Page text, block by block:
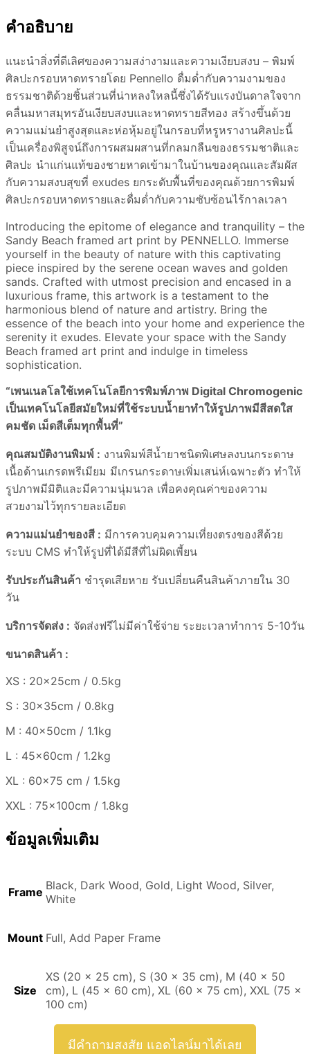
คำอธิบาย
แนะนำสิ่งที่ดีเลิศของความสง่างามและความเงียบสงบ – ​​พิมพ์
ศิลปะกรอบหาดทรายโดย Pennello ดื่มด่ำกับความงามของ
ธรรมชาติด้วยชิ้นส่วนที่น่าหลงใหลนี้ซึ่งได้รับแรงบันดาลใจจาก
คลื่นมหาสมุทรอันเงียบสงบและหาดทรายสีทอง สร้างขึ้นด้วย
ความแม่นยำสูงสุดและห่อหุ้มอยู่ในกรอบที่หรูหรางานศิลปะนี้
เป็นเครื่องพิสูจน์ถึงการผสมผสานที่กลมกลืนของธรรมชาติและ
ศิลปะ นำแก่นแท้ของชายหาดเข้ามาในบ้านของคุณและสัมผัส
กับความสงบสุขที่ exudes ยกระดับพื้นที่ของคุณด้วยการพิมพ์
ศิลปะกรอบหาดทรายและดื่มด่ำกับความซับซ้อนไร้กาลเวลา
Introducing the epitome of elegance and tranquility – the
Sandy Beach framed art print by PENNELLO. Immerse
yourself in the beauty of nature with this captivating
piece inspired by the serene ocean waves and golden
sands. Crafted with utmost precision and encased in a
luxurious frame, this artwork is a testament to the
harmonious blend of nature and artistry. Bring the
essence of the beach into your home and experience the
serenity it exudes. Elevate your space with the Sandy
Beach framed art print and indulge in timeless
sophistication.
“เพนเนลโลใช้เทคโนโลยีการพิมพ์ภาพ Digital Chromogenic
เป็นเทคโนโลยีสมัยใหม่ที่ใช้ระบบน้ำยาทำให้รูปภาพมีสีสดใส
คมชัด เม็ดสีเต็มทุกพื้นที่”
คุณสมบัติงานพิมพ์ : งานพิมพ์สีน้ำยาชนิดพิเศษลงบนกระดาษ
เนื้อด้านเกรดพรีเมียม มีเกรนกระดาษเพิ่มเสน่ห์เฉพาะตัว ทำให้
รูปภาพมีมิติและมีความนุ่มนวล เพื่อคงคุณค่าของความ
สวยงามไว้ทุกรายละเอียด
ความแม่นยำของสี : มีการควบคุมความเที่ยงตรงของสีด้วย
ระบบ CMS ทำให้รูปที่ได้มีสีที่ไม่ผิดเพี้ยน
รับประกันสินค้า ชำรุดเสียหาย รับเปลี่ยนคืนสินค้าภายใน 30
วัน
บริการจัดส่ง : จัดส่งฟรีไม่มีค่าใช้จ่าย ระยะเวลาทำการ 5-10วัน
ขนาดสินค้า :
XS : 20x25cm / 0.5kg
S : 30x35cm / 0.8kg
M : 40x50cm / 1.1kg
L : 45x60cm / 1.2kg
XL : 60×75 cm / 1.5kg
XXL : 75x100cm / 1.8kg
ข้อมูลเพิ่มเติม
Frame Black, Dark Wood, Gold, Light Wood, Silver,
White
Mount Full, Add Paper Frame
Size
XS (20 x 25 cm), S (30 x 35 cm), M (40 x 50
cm), L (45 x 60 cm), XL (60 x 75 cm), XXL (75 x
100 cm)
มีคำถามสงสัย แอดไลน์มาได้เลย